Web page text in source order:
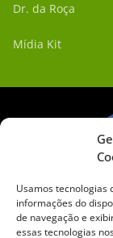
Usamos tecnologias
informações do
de navegação e
essas tecnologias
Dr. da Roça
Mídia Kit
Copyright ©️ 2026 •